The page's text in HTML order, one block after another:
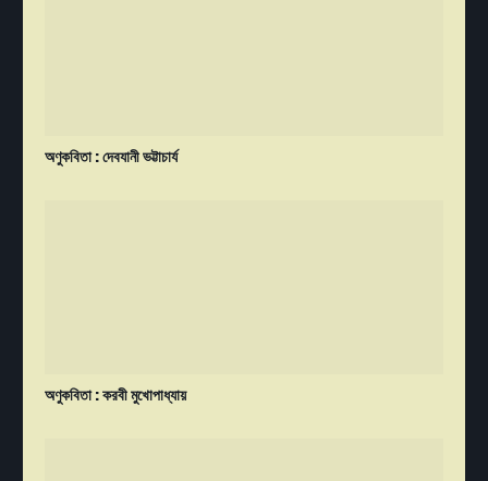
অণুকবিতা : দেবযানী ভট্টাচার্য
অণুকবিতা : করবী মুখোপাধ্যায়